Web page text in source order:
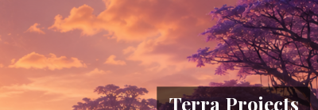
Terra Projects